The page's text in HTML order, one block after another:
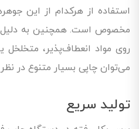
استفاده از هرکدام از این
مخصوص است. همچنین به دلیل
روی مواد انعطاف‌پذیر،
می‌توان چاپی بسیار متنوع در
تولید سریع